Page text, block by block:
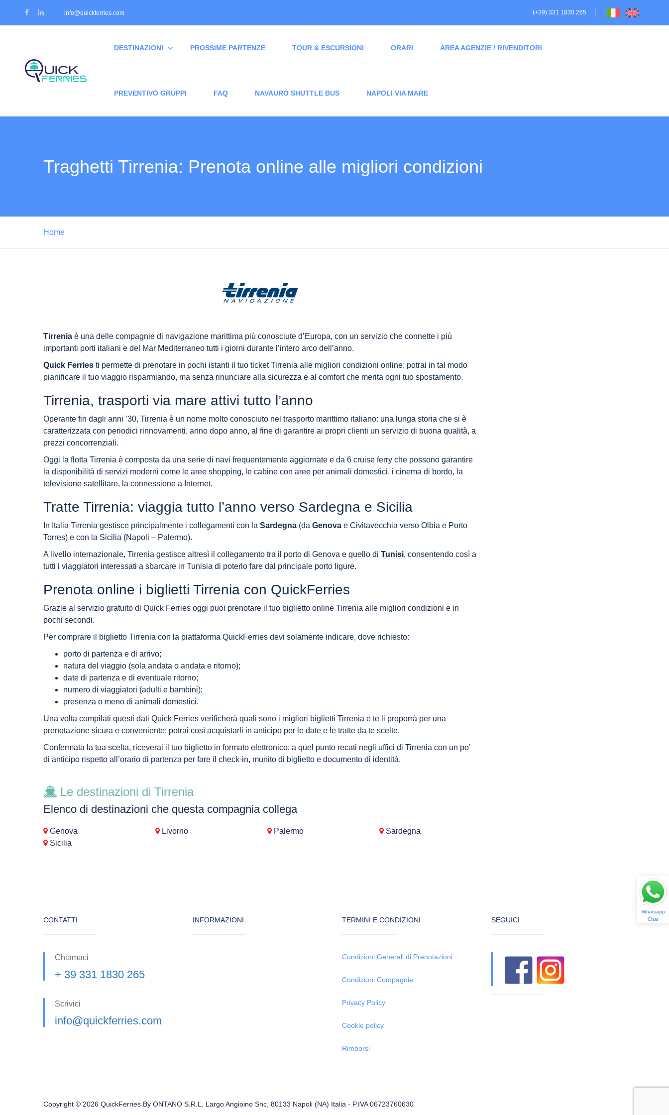
info@quickferries.com (+39) 331 1830 265
DESTINAZIONI PROSSIME PARTENZE TOUR & ESCURSIONI ORARI AREA AGENZIE / RIVENDITORI
PREVENTIVO GRUPPI FAQ NAVAURO SHUTTLE BUS NAPOLI VIA MARE
Traghetti Tirrenia: Prenota online alle migliori condizioni
Home
Tirrenia è una delle compagnie di navigazione marittima più conosciute d’Europa, con un servizio che connette i più
importanti porti italiani e del Mar Mediterraneo tutti i giorni durante l’intero arco dell’anno.
Quick Ferries ti permette di prenotare in pochi istanti il tuo ticket Tirrenia alle migliori condizioni online: potrai in tal modo
pianificare il tuo viaggio risparmiando, ma senza rinunciare alla sicurezza e al comfort che merita ogni tuo spostamento.
Tirrenia, trasporti via mare attivi tutto l’anno
Operante fin dagli anni ’30, Tirrenia è un nome molto conosciuto nel trasporto marittimo italiano: una lunga storia che si è
caratterizzata con periodici rinnovamenti, anno dopo anno, al fine di garantire ai propri clienti un servizio di buona qualità, a
prezzi concorrenziali.
Oggi la flotta Tirrenia è composta da una serie di navi frequentemente aggiornate e da 6 cruise ferry che possono garantire
la disponibilità di servizi moderni come le aree shopping, le cabine con aree per animali domestici, i cinema di bordo, la
televisione satellitare, la connessione a Internet.
Tratte Tirrenia: viaggia tutto l’anno verso Sardegna e Sicilia
In Italia Tirrenia gestisce principalmente i collegamenti con la Sardegna (da Genova e Civitavecchia verso Olbia e Porto
Torres) e con la Sicilia (Napoli – Palermo).
A livello internazionale, Tirrenia gestisce altresì il collegamento tra il porto di Genova e quello di Tunisi, consentendo così a
tutti i viaggiatori interessati a sbarcare in Tunisia di poterlo fare dal principale porto ligure.
Prenota online i biglietti Tirrenia con QuickFerries
Grazie al servizio gratuito di Quick Ferries oggi puoi prenotare il tuo biglietto online Tirrenia alle migliori condizioni e in
pochi secondi.
Per comprare il biglietto Tirrenia con la piattaforma QuickFerries devi solamente indicare, dove richiesto:
porto di partenza e di arrivo;
natura del viaggio (sola andata o andata e ritorno);
date di partenza e di eventuale ritorno;
numero di viaggiatori (adulti e bambini);
presenza o meno di animali domestici.
Una volta compilati questi dati Quick Ferries verificherà quali sono i migliori biglietti Tirrenia e te li proporrà per una
prenotazione sicura e conveniente: potrai così acquistarli in anticipo per le date e le tratte da te scelte.
Confermata la tua scelta, riceverai il tuo biglietto in formato elettronico: a quel punto recati negli uffici di Tirrenia con un po’
di anticipo rispetto all’orario di partenza per fare il check-in, munito di biglietto e documento di identità.
Le destinazioni di Tirrenia
Elenco di destinazioni che questa compagnia collega
Genova Livorno Palermo
Sardegna
Sicilia
CONTATTI
Chiamaci
+ 39 331 1830 265
Scrivici
info@quickferries.com
INFORMAZIONI TERMINI E CONDIZIONI
Condizioni Generali di Prenotazioni
Condizioni Compagnie
Privacy Policy
Cookie policy
Rimborsi
SEGUICI
Copyright © 2026 QuickFerries By ONTANO S.R.L. Largo Angioino Snc, 80133 Napoli (NA) Italia - P.IVA 06723760630
Whatsapp
Chat